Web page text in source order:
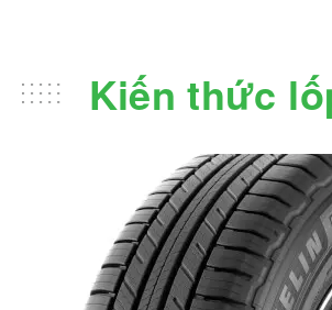
Kiến thức